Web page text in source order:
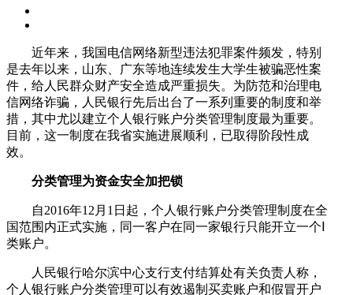
近年来，我国电信网络新型违法犯罪案件频发，特别
是去年以来，山东、广东等地连续发生大学生被骗恶性案
件，给人民群众财产安全造成严重损失。为防范和治理电
信网络诈骗，人民银行先后出台了一系列重要的制度和举
措，其中尤以建立个人银行账户分类管理制度最为重要。
目前，这一制度在我省实施进展顺利，已取得阶段性成
效。
分类管理为资金安全加把锁
自2016年12月1日起，个人银行账户分类管理制度在全
国范围内正式实施，同一客户在同一家银行只能开立一个Ⅰ
类账户。
人民银行哈尔滨中心支行支付结算处有关负责人称，
个人银行账户分类管理可以有效遏制买卖账户和假冒开户